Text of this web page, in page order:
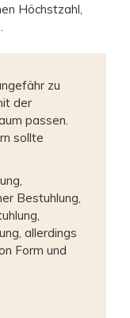
Höchstzahl,
zu
der
passen.
sollte
Bestuhlung,
allerdings
Form und